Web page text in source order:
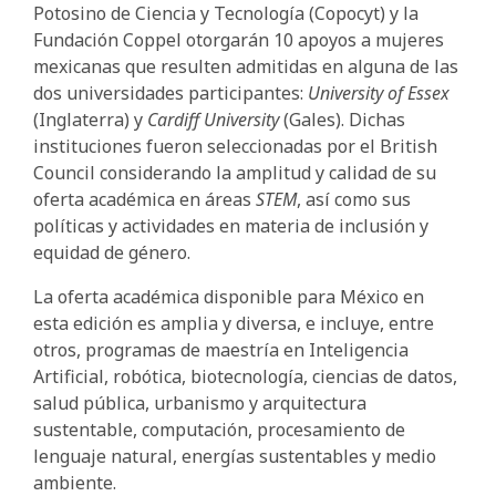
Potosino de Ciencia y Tecnología (Copocyt) y la
Fundación Coppel otorgarán 10 apoyos a mujeres
mexicanas que resulten admitidas en alguna de las
dos universidades participantes: University of Essex
(Inglaterra) y Cardiff University(Gales). Dichas
instituciones fueron seleccionadas por el British
Council considerando la amplitud y calidad de su
oferta académica en áreas STEM, así como sus
políticas y actividades en materia de inclusión y
equidad de género.
La oferta académica disponible para México en
esta edición es amplia y diversa, e incluye, entre
otros, programas de maestría en Inteligencia
Artificial, robótica, biotecnología, ciencias de datos,
salud pública, urbanismo y arquitectura
sustentable, computación, procesamiento de
lenguaje natural, energías sustentables y medio
ambiente.